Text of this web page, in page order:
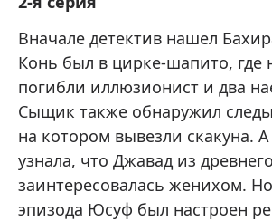
Вначале детектив нашел
Конь был в цирке-шапито, где
погибли иллюзионист и два
Сыщик также обнаружил
на котором вывезли скакуна.
узнала, что Джавад из
заинтересовалась женихом.
эпизода Юсуф был настроен